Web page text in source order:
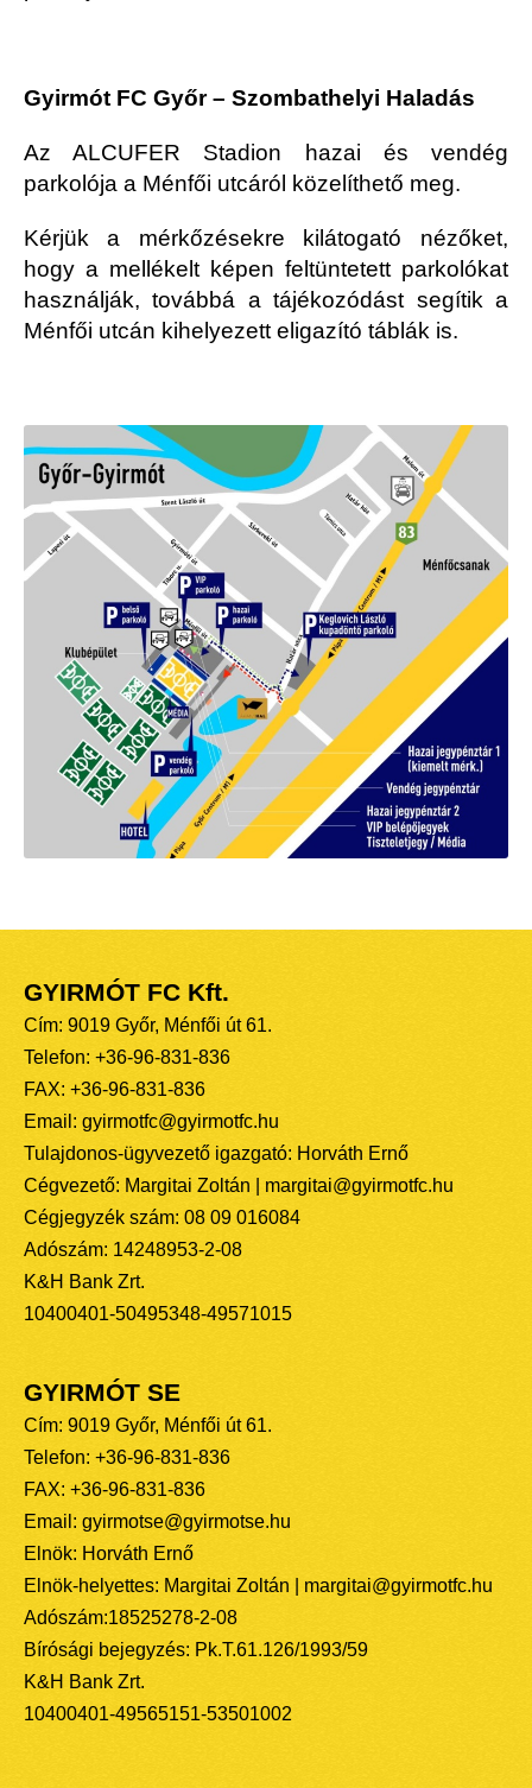
Gyirmót FC Győr – Szombathelyi Haladás
Az ALCUFER Stadion hazai és vendég
parkolója a Ménfői utcáról közelíthető meg.
Kérjük a mérkőzésekre kilátogató nézőket,
hogy a mellékelt képen feltüntetett parkolókat
használják, továbbá a tájékozódást segítik a
Ménfői utcán kihelyezett eligazító táblák is.
GYIRMÓT FC Kft.
Cím: 9019 Győr, Ménfői út 61.
Telefon: +36-96-831-836
FAX: +36-96-831-836
Email: gyirmotfc@gyirmotfc.hu
Tulajdonos-ügyvezető igazgató: Horváth Ernő
Cégvezető: Margitai Zoltán | margitai@gyirmotfc.hu
Cégjegyzék szám: 08 09 016084
Adószám: 14248953-2-08
K&H Bank Zrt.
10400401-50495348-49571015
GYIRMÓT SE
Cím: 9019 Győr, Ménfői út 61.
Telefon: +36-96-831-836
FAX: +36-96-831-836
Email: gyirmotse@gyirmotse.hu
Elnök: Horváth Ernő
Elnök-helyettes: Margitai Zoltán | margitai@gyirmotfc.hu
Adószám:18525278-2-08
Bírósági bejegyzés: Pk.T.61.126/1993/59
K&H Bank Zrt.
10400401-49565151-53501002